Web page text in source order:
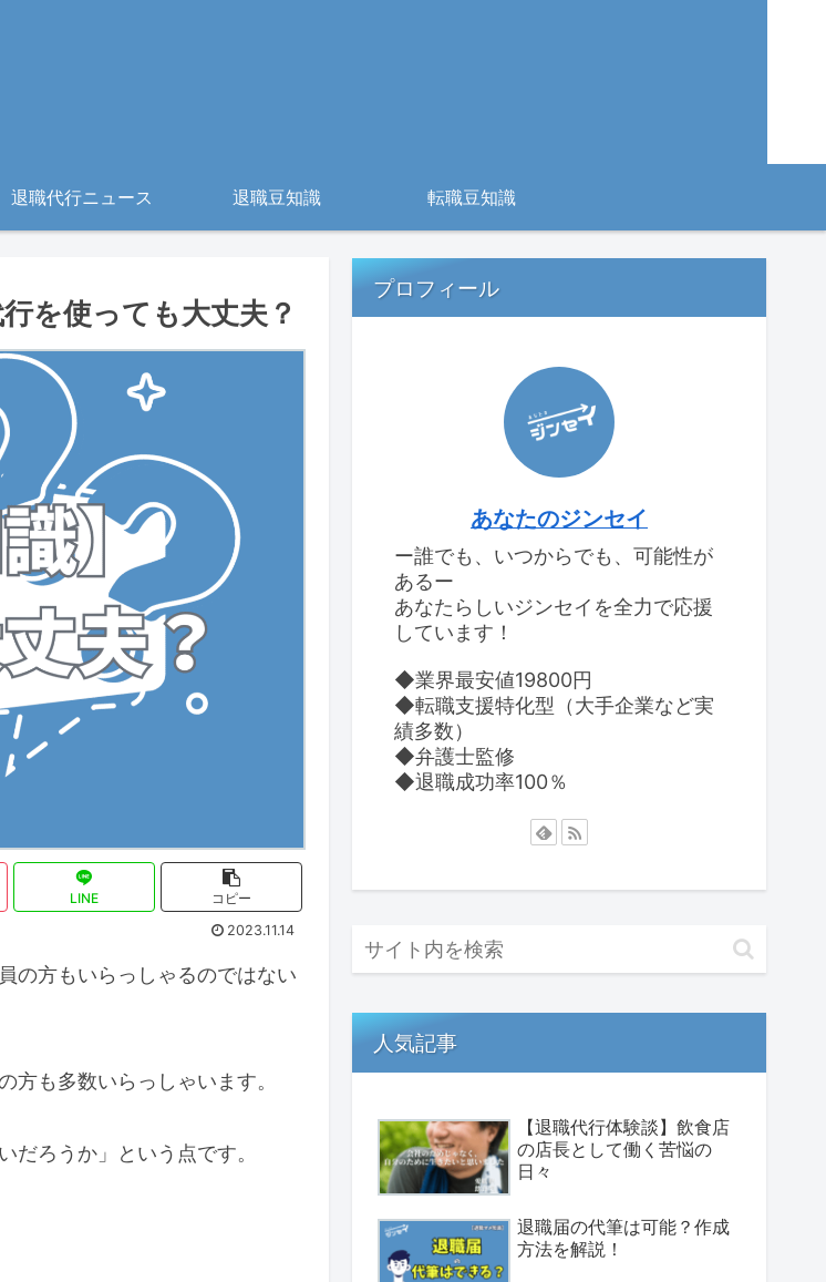
退職代行ニュース 退職豆知識 転職豆知識
を使っても大丈夫？
LINE
コピー
2023.11.14
の方もいらっしゃるのではない
も多数いらっしゃいます。
ろうか」という点です。
プロフィール
あなたのジンセイ
ー誰でも、いつからでも、可能性が
あるー
あなたらしいジンセイを全力で応援
しています！
◆業界最安値19800円
◆転職支援特化型（大手企業など実
績多数）
◆弁護士監修
◆退職成功率100％
人気記事
【退職代行体験談】飲食店
の店長として働く苦悩の
日々
退職届の代筆は可能？作成
方法を解説！